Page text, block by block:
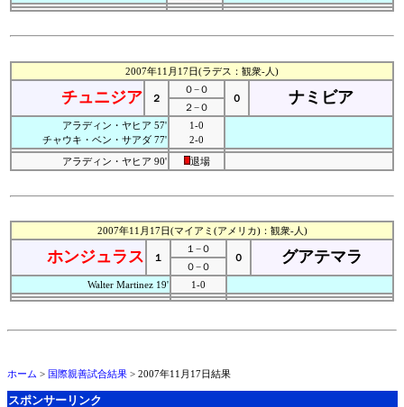
2007年11月17日(ラデス：観衆-人)
チュニジア ２
０−０
０
ナミビア
２−０
アラディン・ヤヒア 57'
チャウキ・ベン・サアダ 77'
1-0
2-0
アラディン・ヤヒア 90'
退場
2007年11月17日(マイアミ(アメリカ)：観衆-人)
ホンジュラス １
１−０
０
グアテマラ
０−０
Walter Martinez 19'
1-0
ホーム > 国際親善試合結果 > 2007年11月17日結果
スポンサーリンク